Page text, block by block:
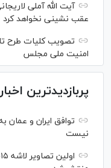
آیت الله آملی
عقب نشینی نخواهد کرد
تصویب کلیات طرح
امنیت ملی مجلس
پربازدیدترین اخبار
توافق ایران و عمان
نیست